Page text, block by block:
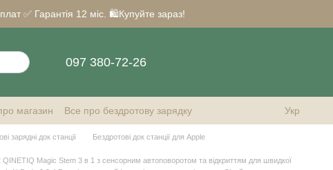
✅ Гарантія 12 міс. 🛍️Купуйте зараз!
097 380-72-26
магазин
Все про бездротову зарядку
Укр
зарядні док станції
Бездротові док станції для Apple
QINETIQ Magic Stem 3 в 1 з сенсорним автоповоротом та відкриттям для швидкої